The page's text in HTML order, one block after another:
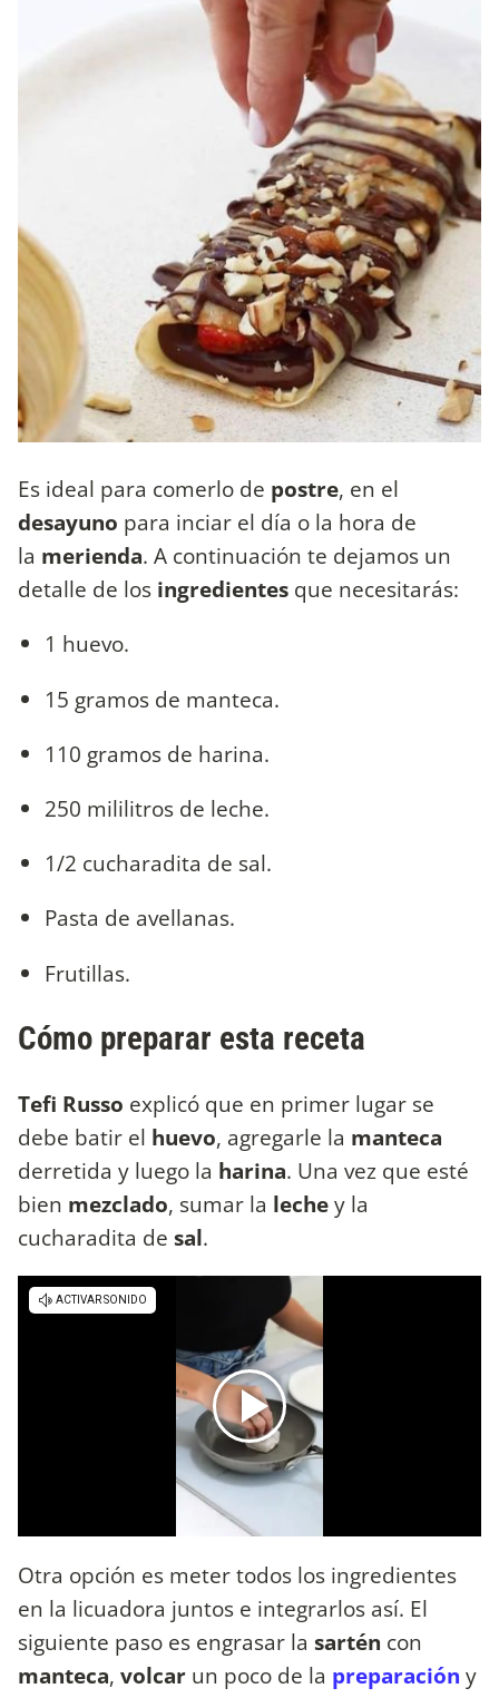
Es ideal para comerlo de postre, en el
desayuno para inciar el día o la hora de
la merienda. A continuación te dejamos un
detalle de los ingredientes que necesitarás:
1 huevo.
15 gramos de manteca.
110 gramos de harina.
250 mililitros de leche.
1/2 cucharadita de sal.
Pasta de avellanas.
Frutillas.
Cómo preparar esta receta
Tefi Russo explicó que en primer lugar se
debe batir el huevo, agregarle la manteca
derretida y luego la harina. Una vez que esté
bien mezclado, sumar la lechey la
cucharadita de sal.
Otra opción es meter todos los ingredientes
en la licuadora juntos e integrarlos así. El
siguiente paso es engrasar la sartén con
manteca, volcar un poco de la preparación y